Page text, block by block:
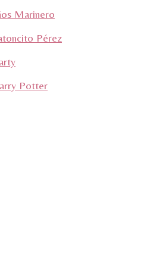
Marinero
Pérez
Potter